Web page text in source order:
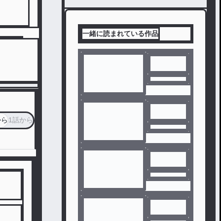
1話から
一緒に読まれている作品